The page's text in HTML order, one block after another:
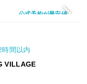
公式予約が最安値
間以内
VILLAGE